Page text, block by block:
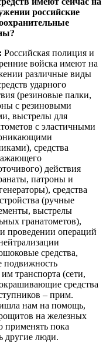
российские
Российская полиция и
войска имеют на
различные виды
ударного
(резиновые палки,
с резиновыми
выстрелы для
с эластичными
средства
действия
патроны и
средства
(ручные
выстрелы
гранатометов),
проведении операций
средства,
подвижность
транспорта (сети,
средства
– прим.
нам на помощь,
на железных
применять пока
другие люди.